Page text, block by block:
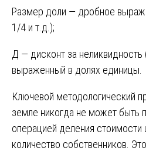
Размер доли — дробное
1/4 и т.д.);
Д — дисконт за
выраженный в долях единицы.
Ключевой методологический
земле никогда не может быть
операцией деления стоимости
количество собственников.